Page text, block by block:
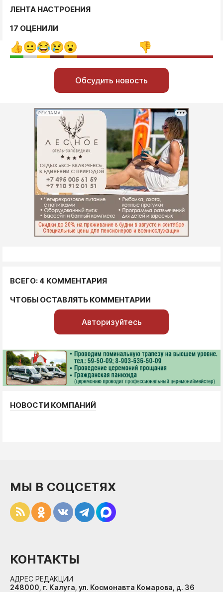
ЛЕНТА НАСТРОЕНИЯ
17 ОЦЕНИЛИ
Обсудить новость
РЕКЛАМА
ВСЕГО: 4 КОММЕНТАРИЯ
ЧТОБЫ ОСТАВЛЯТЬ КОММЕНТАРИИ
Авторизуйтесь
НОВОСТИ КОМПАНИЙ
МЫ В СОЦСЕТЯХ
КОНТАКТЫ
АДРЕС РЕДАКЦИИ
248000, г. Калуга, ул. Космонавта Комарова, д. 36